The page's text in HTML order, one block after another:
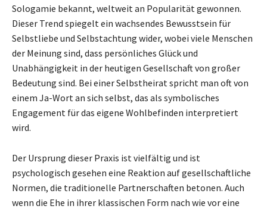
Sologamie bekannt, weltweit an Popularität gewonnen.
Dieser Trend spiegelt ein wachsendes Bewusstsein für
Selbstliebe und Selbstachtung wider, wobei viele Menschen
der Meinung sind, dass persönliches Glück und
Unabhängigkeit in der heutigen Gesellschaft von großer
Bedeutung sind. Bei einer Selbstheirat spricht man oft von
einem Ja-Wort an sich selbst, das als symbolisches
Engagement für das eigene Wohlbefinden interpretiert
wird.
Der Ursprung dieser Praxis ist vielfältig und ist
psychologisch gesehen eine Reaktion auf gesellschaftliche
Normen, die traditionelle Partnerschaften betonen. Auch
wenn die Ehe in ihrer klassischen Form nach wie vor eine